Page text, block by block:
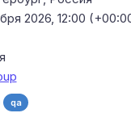
2026, 12:00
qa